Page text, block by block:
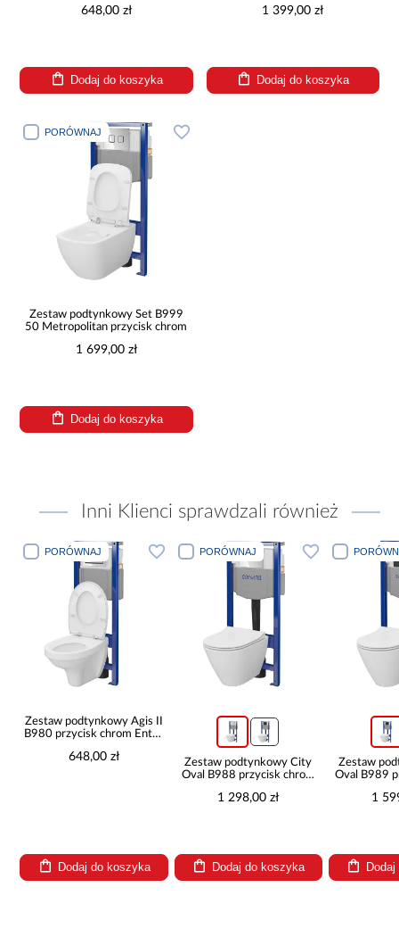
648,00 zł
Dodaj do koszyka
1 399,00 zł
Dodaj do koszyka
PORÓWNAJ
Zestaw podtynkowy Set B999
50 Metropolitan przycisk chrom
1 699,00 zł
Dodaj do koszyka
Inni Klienci sprawdzali również
PORÓWNAJ
Zestaw podtynkowy Agis II
B980 przycisk chrom Enter
648,00 zł
Dodaj do koszyka
PORÓWNAJ
Zestaw podtynkowy City
Oval B988 przycisk chrom
1 298,00 zł
Dodaj do koszyka
Zestaw
Oval B989
1